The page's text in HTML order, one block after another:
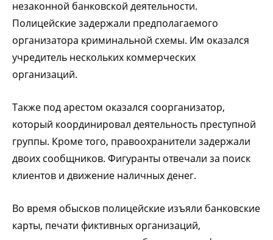
незаконной банковской деятельности.
Полицейские задержали предполагаемого
организатора криминальной схемы. Им оказался
учредитель нескольких коммерческих
организаций.
Также под арестом оказался соорганизатор,
который координировал деятельность преступной
группы. Кроме того, правоохранители задержали
двоих сообщников. Фигуранты отвечали за поиск
клиентов и движение наличных денег.
Во время обысков полицейские изъяли банковские
карты, печати фиктивных организаций,